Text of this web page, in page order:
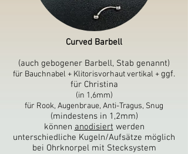
Curved Barbell
(auch gebogener Barbell, Stab genannt)
für Bauchnabel + Klitorisvorhaut vertikal + ggf.
für Christina
(in 1,6mm)
für Rook, Augenbraue, Anti-Tragus, Snug
(mindestens in 1,2mm)
können anodisiert werden
unterschiedliche Kugeln/Aufsätze möglich
bei Ohrknorpel mit Stecksystem